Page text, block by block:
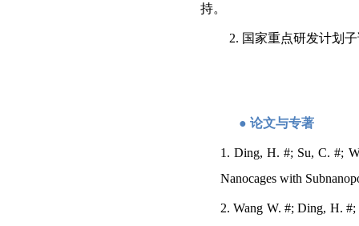
持。
2. 国家重点研发计划
● 论文与专著
1. Ding, H. #; Su, C. #;
Nanocages with
2. Wang W. #; Ding, H.